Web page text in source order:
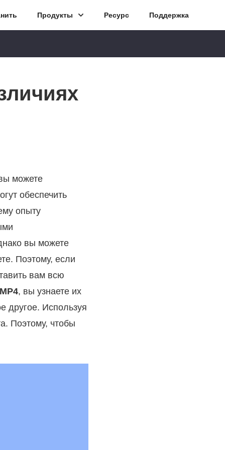
Продукты Ресурс Поддержка
можете
обеспечить
опыту
вы можете
Поэтому, если
вам всю
, вы узнаете их
другое. Используя
Поэтому, чтобы